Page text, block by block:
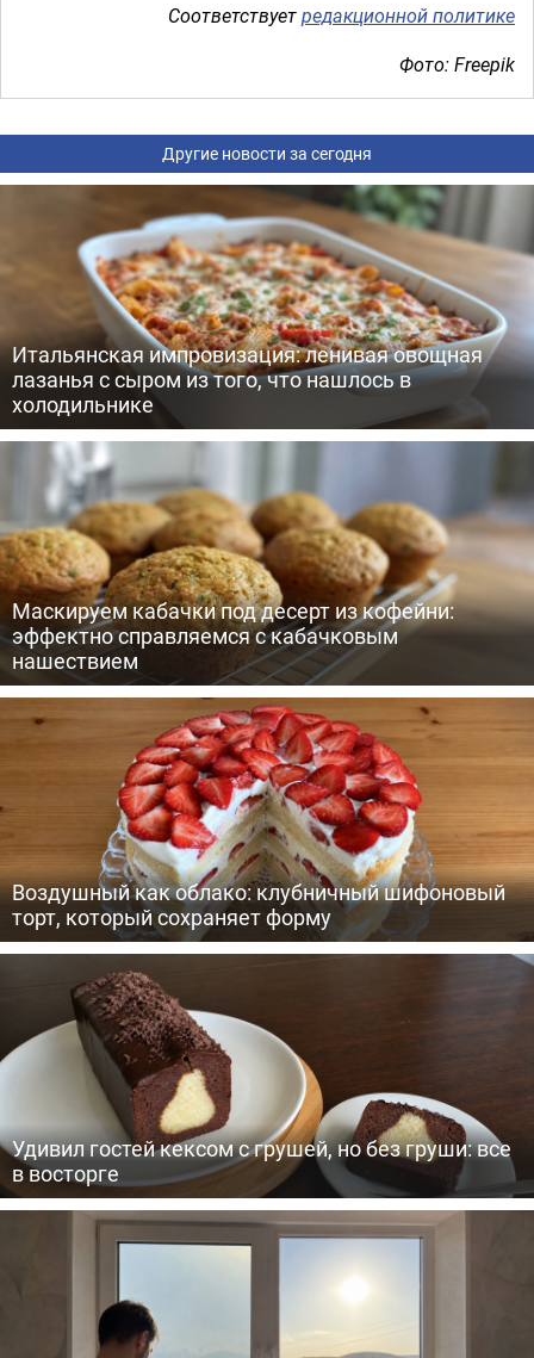
Соответствуетредакционной политике
Фото: Freepik
Другие новости за сегодня
Итальянская импровизация: ленивая овощная
лазанья с сыром из того, что нашлось в
холодильнике
Маскируем кабачки под десерт из кофейни:
эффектно справляемся с кабачковым
нашествием
Воздушный как облако: клубничный шифоновый
торт, который сохраняет форму
Удивил гостей кексом с грушей, но без груши: все
в восторге